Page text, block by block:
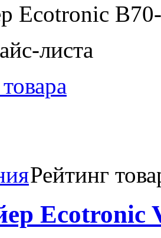
Ecotronic
листа
Рейтинг
Ecotronic